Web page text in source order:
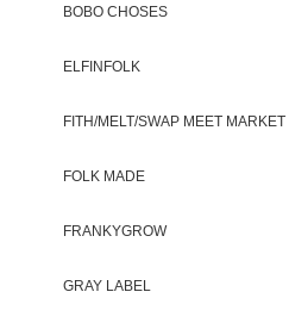
BOBO CHOSES
ELFINFOLK
FITH/MELT/SWAP MEET MARKET
FOLK MADE
FRANKYGROW
GRAY LABEL